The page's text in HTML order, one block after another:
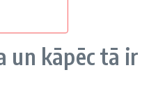
un kāpēc tā